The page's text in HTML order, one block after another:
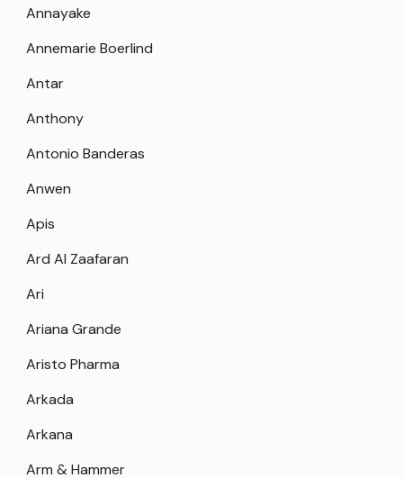
Annayake
Annemarie Boerlind
Antar
Anthony
Antonio Banderas
Anwen
Apis
Ard Al Zaafaran
Ari
Ariana Grande
Aristo Pharma
Arkada
Arkana
Arm & Hammer